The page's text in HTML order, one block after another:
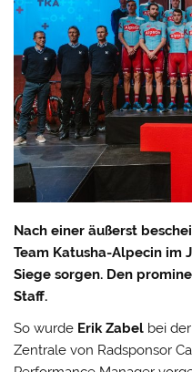
Nach einer äußerst
Team Katusha-Alpecin im
Siege sorgen. Den
Staff.
So wurde Erik Zabel bei
Zentrale von Radsponsor